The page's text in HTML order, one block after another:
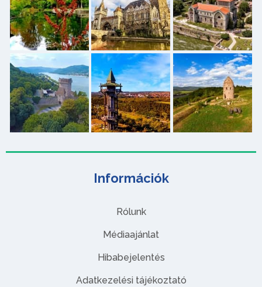
Információk
Rólunk
Médiaajánlat
Hibabejelentés
Adatkezelési tájékoztató